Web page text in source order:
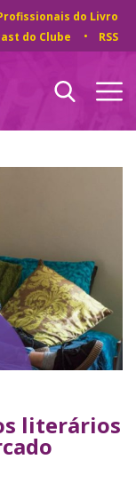
do Livro
do Clube RSS
literários